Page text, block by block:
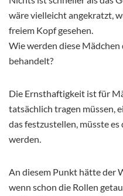
wäre vielleicht angekratzt,
freiem Kopf gesehen.
Wie werden diese
behandelt?
Die Ernsthaftigkeit ist für
tatsächlich tragen müssen,
das festzustellen, müsste
werden.
An diesem Punkt hätte der
wenn schon die Rollen